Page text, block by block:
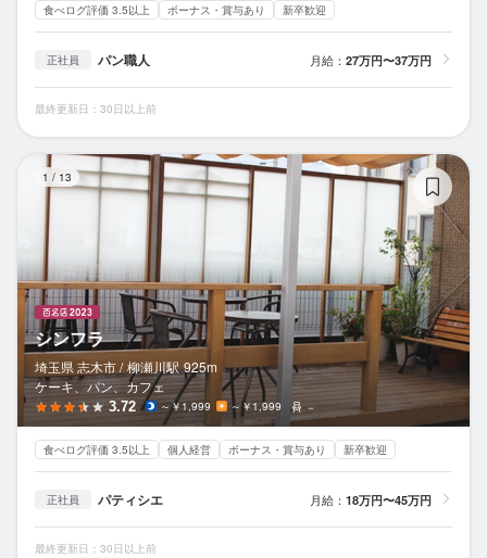
食べログ評価 3.5以上 ボーナス・賞与あり 新卒歓迎
正社員 パン職人 月給： 27万円〜37万円
最終更新日：30日以上前
1 / 13
シンフラ
埼玉県 志木市 / 柳瀬川駅 925m
ケーキ、パン、カフェ
3.72 ～￥1,999 ～￥1,999 －
食べログ評価 3.5以上 個人経営 ボーナス・賞与あり 新卒歓迎
正社員 パティシエ 月給： 18万円〜45万円
最終更新日：30日以上前